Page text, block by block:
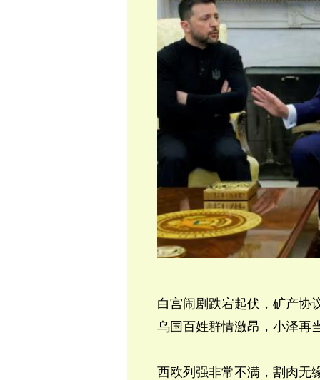
白宫闹剧跌宕起伏，矿产协
乌国百姓群情激昂，小泽再
西欧列强非常不满，割肉无